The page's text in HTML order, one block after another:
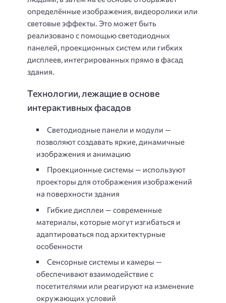
определённые изображения, видеоролики или
световые эффекты. Это может быть
реализовано с помощью светодиодных
панелей, проекционных систем или гибких
дисплеев, интегрированных прямо в фасад
здания.
Технологии, лежащие в основе
интерактивных фасадов
Светодиодные панели и модули —
позволяют создавать яркие, динамичные
изображения и анимацию
Проекционные системы — используют
проекторы для отображения изображений
на поверхности здания
Гибкие дисплеи — современные
материалы, которые могут изгибаться и
адаптироваться под архитектурные
особенности
Сенсорные системы и камеры —
обеспечивают взаимодействие с
посетителями или реагируют на изменение
окружающих условий